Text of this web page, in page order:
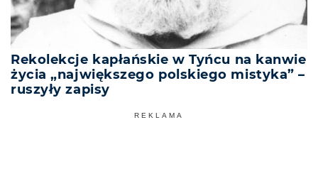
Rekolekcje kapłańskie w Tyńcu na kanwie
życia „największego polskiego mistyka” –
ruszyły zapisy
REKLAMA